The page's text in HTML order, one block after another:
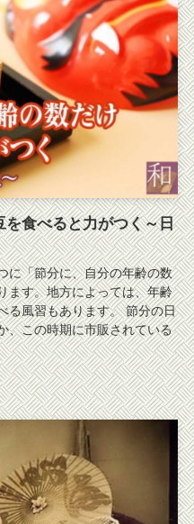
食べると力がつく～日
に「節分に、自分の年齢の数
ます。地方によっては、年齢
る風習もあります。 節分の日
、この時期に市販されている